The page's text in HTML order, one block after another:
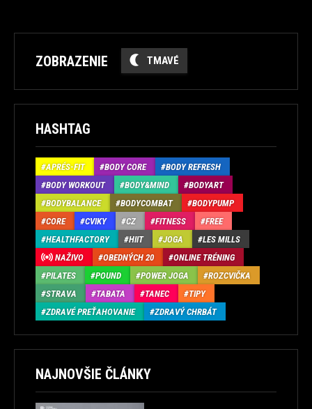
ZOBRAZENIE TMAVÉ
HASHTAG
APRÉS-FIT BODY CORE
BODY REFRESH
BODY WORKOUT
BODY&MIND
BODYART
BODYBALANCE
BODYCOMBAT
BODYPUMP
CORE
CVIKY CZ FITNESS
FREE
HEALTHFACTORY
HIIT JOGA
LES MILLS
NAŽIVO
OBEDNÝCH 20
ONLINE TRÉNING
PILATES
POUND POWER JOGA
ROZCVIČKA
STRAVA
TABATA TANEC
TIPY
ZDRAVÉ PREŤAHOVANIE
ZDRAVÝ CHRBÁT
NAJNOVŠIE ČLÁNKY